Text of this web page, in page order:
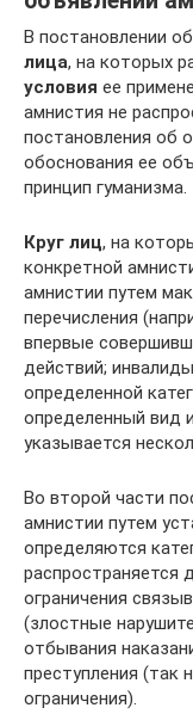
В постановлении
лица, на которых
условия ее
амнистия не
постановления об
обоснования ее
принцип гуманизма.
Круг лиц, на
конкретной
амнистии путем
перечисления
впервые
действий;
определенной
определенный вид
указывается
Во второй части
амнистии путем
определяются
распространяется
ограничения
(злостные
отбывания
преступления (так
ограничения).